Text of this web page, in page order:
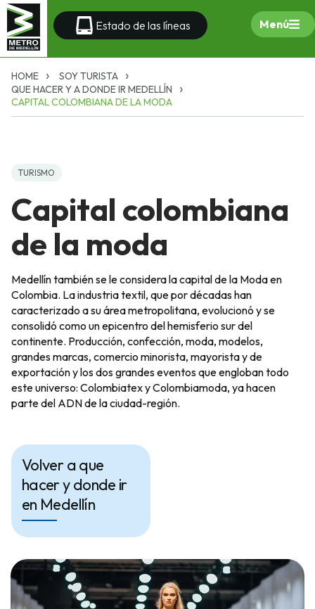
Estado de las líneas Menú
HOME
SOY TURISTA
QUE HACER Y A DONDE IR MEDELLÍN
CAPITAL COLOMBIANA DE LA MODA
TURISMO
Capital colombiana
de la moda
Medellín también se le considera la capital de la Moda en
Colombia. La industria textil, que por décadas han
caracterizado a su área metropolitana, evolucionó y se
consolidó como un epicentro del hemisferio sur del
continente. Producción, confección, moda, modelos,
grandes marcas, comercio minorista, mayorista y de
exportación y los dos grandes eventos que engloban todo
este universo: Colombiatex y Colombiamoda, ya hacen
parte del ADN de la ciudad-región.
Volver a que
hacer y donde ir
en Medellín